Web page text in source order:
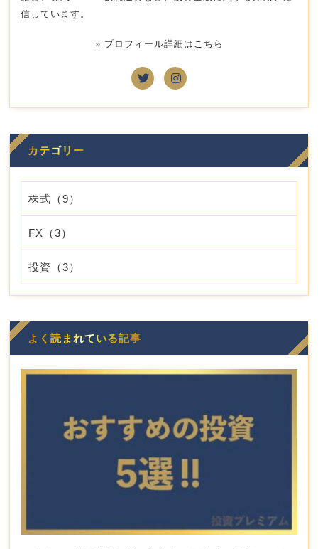
信しています。
» プロフィール詳細はこちら
カテゴリー
株式 （9）
FX （3）
投資 （3）
よく読まれている記事